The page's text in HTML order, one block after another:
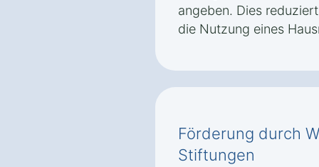
angeben. Dies
die Nutzung eines
Förderung durch
Stiftungen